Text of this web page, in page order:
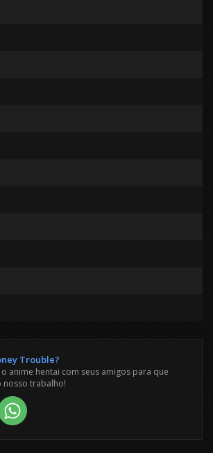
Trouble?
anime hentai com seus amigos para que
nosso trabalho!